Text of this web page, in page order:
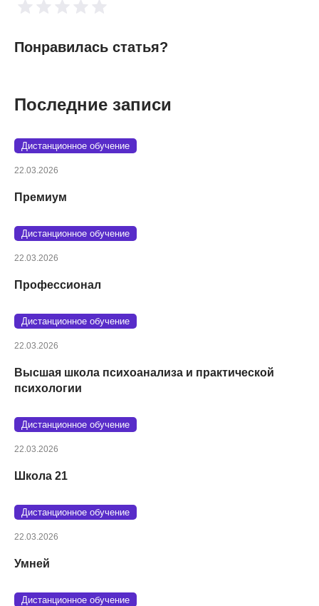
Понравилась статья?
Последние записи
Дистанционное обучение
22.03.2026
Премиум
Дистанционное обучение
22.03.2026
Профессионал
Дистанционное обучение
22.03.2026
Высшая школа психоанализа и практической
психологии
Дистанционное обучение
22.03.2026
Школа 21
Дистанционное обучение
22.03.2026
Умней
Дистанционное обучение